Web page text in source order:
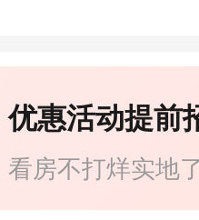
看房不打烊实地
优惠活动提前